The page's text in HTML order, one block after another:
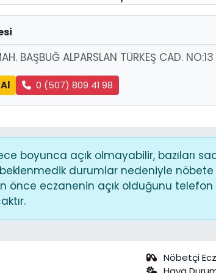
BAŞBUĞ ALPARSLAN TÜRKEŞ CAD.
0 (507) 809 41 98
boyunca açık olmayabilir, bazıları
durumlar nedeniyle
önce eczanenin açık olduğunu telefon
Nöbetçi